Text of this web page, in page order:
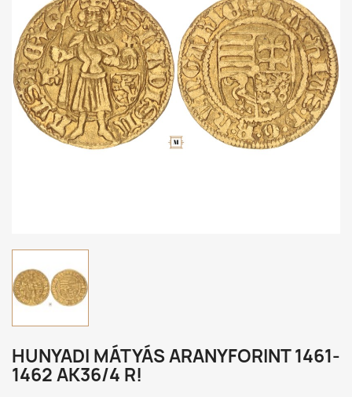
HUNYADI MÁTYÁS ARANYFORINT 1461-
1462 AK36/4 R!